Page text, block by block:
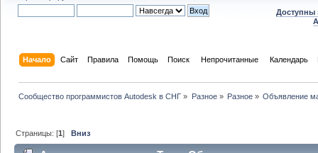
Доступны
Начало Сайт Правила Помощь Поиск Непрочитанные Календарь
Сообщество программистов Autodesk в СНГ » Разное» Разное» Объявление
Страницы: [1]Вниз